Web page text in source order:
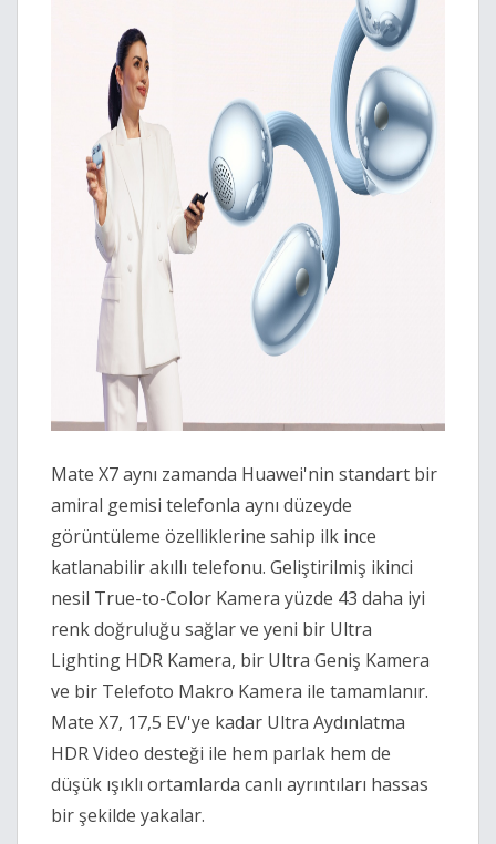
Mate X7 aynı zamanda Huawei'nin standart bir
amiral gemisi telefonla aynı düzeyde
görüntüleme özelliklerine sahip ilk ince
katlanabilir akıllı telefonu. Geliştirilmiş ikinci
nesil True-to-Color Kamera yüzde 43 daha iyi
renk doğruluğu sağlar ve yeni bir Ultra
Lighting HDR Kamera, bir Ultra Geniş Kamera
ve bir Telefoto Makro Kamera ile tamamlanır.
Mate X7, 17,5 EV'ye kadar Ultra Aydınlatma
HDR Video desteği ile hem parlak hem de
düşük ışıklı ortamlarda canlı ayrıntıları hassas
bir şekilde yakalar.